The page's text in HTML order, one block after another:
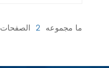
ما مجموعه 2 الصفحات